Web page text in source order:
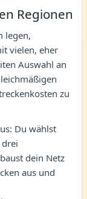
Regionen
legen,
vielen, eher
Auswahl an
zu
Du wählst
dein Netz
aus und